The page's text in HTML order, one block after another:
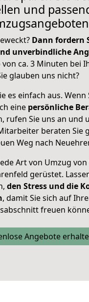
und
Dann fordern
unverbindliche
ca. 3 Minuten bei
glauben uns nicht?
es einfach aus. Wenn
eine persönliche
rufen Sie uns an und
beraten Sie
Weg nach
Art von Umzug
gerüstet.
den Stress und die
, damit Sie sich auf
freuen
Angebote